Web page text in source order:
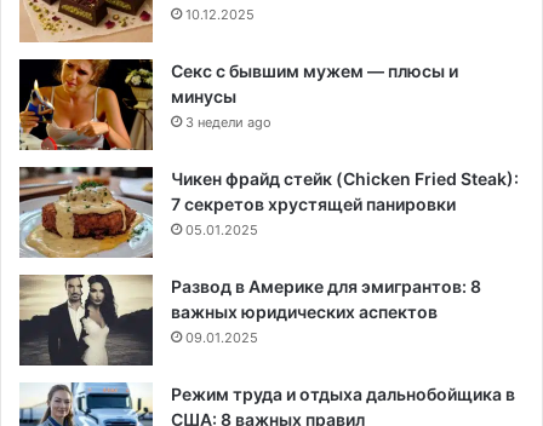
10.12.2025
Секс с бывшим мужем — плюсы и
минусы
3 недели ago
Чикен фрайд стейк (Chicken Fried Steak):
7 секретов хрустящей панировки
05.01.2025
Развод в Америке для эмигрантов: 8
важных юридических аспектов
09.01.2025
Режим труда и отдыха дальнобойщика в
США: 8 важных правил